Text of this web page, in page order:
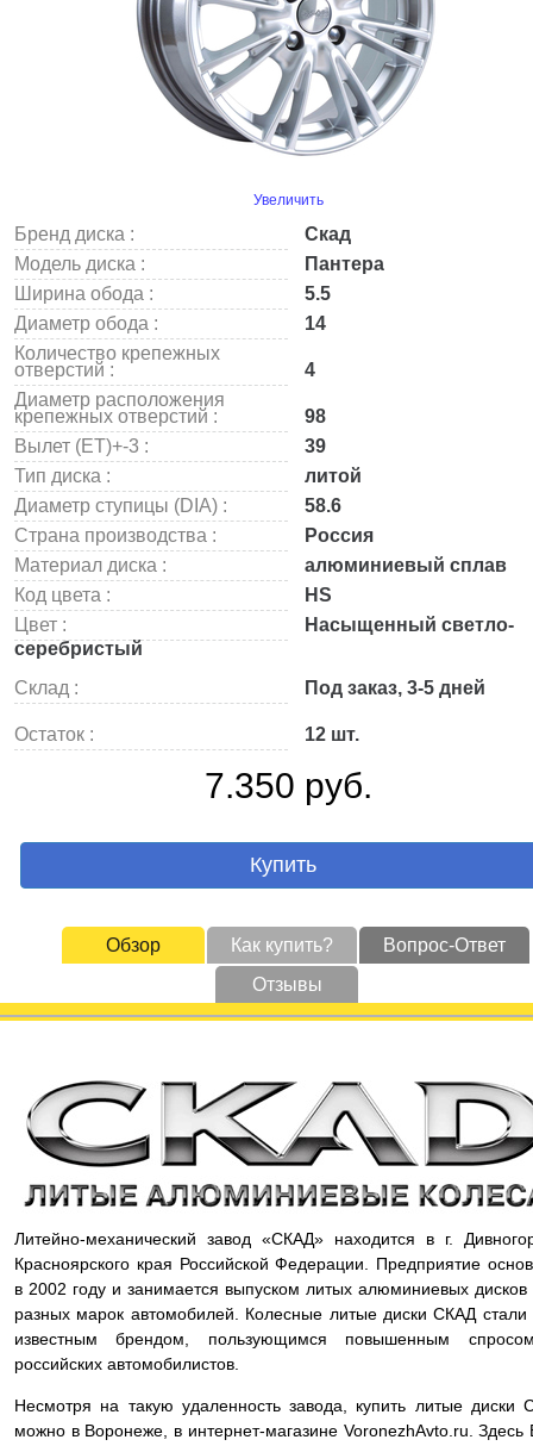
Увеличить
Бренд диска :
Скад
Модель диска :
Пантера
Ширина обода :
5.5
Диаметр обода :
14
Количество крепежных
отверстий :
4
Диаметр расположения
крепежных отверстий :
98
Вылет (ET)+-3 :
39
Тип диска :
литой
Диаметр ступицы (DIA) :
58.6
Страна производства :
Россия
Материал диска :
алюминиевый сплав
Код цвета :
HS
Цвет :
Насыщенный светло-
серебристый
Склад :
Под заказ, 3-5 дней
Остаток : 12 шт.
7.350 руб.
Купить
Обзор Как купить?
Вопрос-Ответ
Отзывы
Литейно-механический завод «СКАД» находится в г.
Красноярского края Российской Федерации. Предприятие
в 2002 году и занимается выпуском литых алюминиевых дисков
разных марок автомобилей. Колесные литые диски СКАД стали
известным брендом, пользующимся повышенным
российских автомобилистов.
Несмотря на такую удаленность завода, купить литые диски
можно в Воронеже, в интернет-магазине VoronezhAvto.ru. Здесь